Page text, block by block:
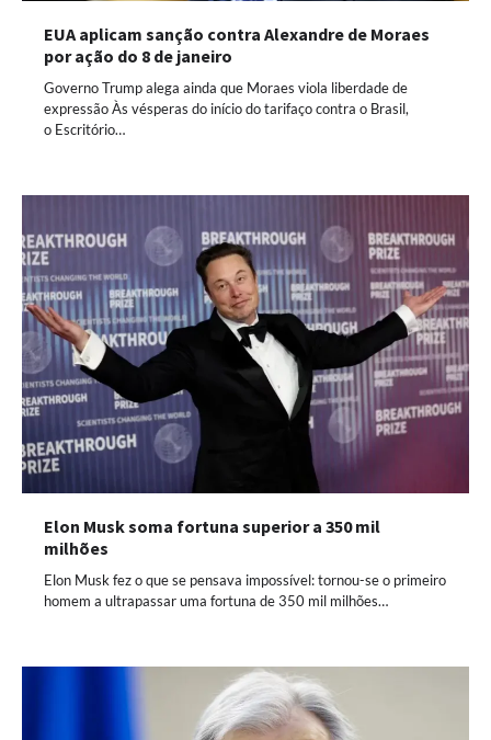
EUA aplicam sanção contra Alexandre de Moraes
por ação do 8 de janeiro
Governo Trump alega ainda que Moraes viola liberdade de
expressão Às vésperas do início do tarifaço contra o Brasil,
o Escritório…
Elon Musk soma fortuna superior a 350 mil
milhões
Elon Musk fez o que se pensava impossível: tornou-se o primeiro
homem a ultrapassar uma fortuna de 350 mil milhões…